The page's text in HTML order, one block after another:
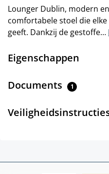
Lounger Dublin, modern
comfortabele stoel die
geeft. Dankzij de gestoffe…
Eigenschappen
Documents 1